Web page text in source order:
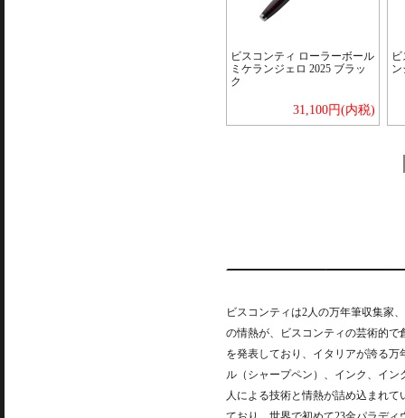
ビスコンティ ローラーボール
ミケランジェロ 2025 ブラッ
ク
31,100円(内税)
ン
ビスコンティは2人の万年筆収集家
の情熱が、ビスコンティの芸術的
を発表しており、イタリアが誇る
ル（シャープペン）、インク、イ
人による技術と情熱が詰め込まれ